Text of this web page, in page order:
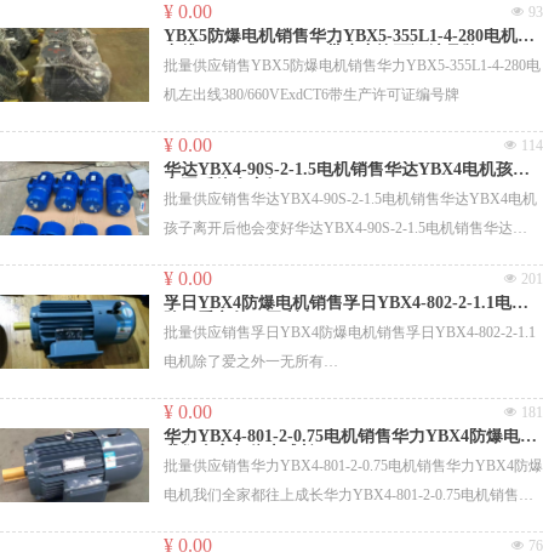
电机制造——响应快、服务半径短、政策适配强1026；若需
大功率（≥200kW）或定制化低压驱动方案，清江YBX5更
成熟14。
验证要点：采购时务必核对防爆标志（如ExdIIBT4Gb）、
IP防护等级（IP55为标配）、F级绝缘及第三方节能认证证
书721。
넶 93
¥ 0.00
YBX5防爆电机销售华力YBX5-355L1-4-280电机左
批量供应销售YBX5防爆电机销售华力YBX5-355L1-4-280电
机左出线380/660VExdCT6带生产许可证编号牌
넶 114
¥ 0.00
华达YBX4-90S-2-1.5电机销售华达YBX4电机孩子
批量供应销售华达YBX4-90S-2-1.5电机销售华达YBX4电机
孩子离开后他会变好华达YBX4-90S-2-1.5电机销售华达
好
Y250M-2-55 55 400V/50HZ，轴伸加长40mm,IP54/F级，带
PTC测温装置，船用大小盖。
YD250M-12/6-15/24 24 只生产有绕组定子
Y280S-2-75 75 B5，特制加长轴，端面跳动在20丝以内
Y315S-6-TH-75 75 IP55/F级
机，不带编码器,3-50HZ。
넶 201
¥ 0.00
孚日YBX4防爆电机销售孚日YBX4-802-2-1.1电机
批量供应销售孚日YBX4防爆电机销售孚日YBX4-802-2-1.1
电机除了爱之外一无所有
Y2-160M1-2-11 11 轴头丝M10*30，左侧出线
Y2-160M1-2-11 11 轴头丝M10*30，右侧出线
Y2-160M1-2-11 11 B5，轴头丝M10*30
Y2-160M2-2-15 15 轴头丝M10*30
A3H6324-0.37 0.37 B35大法兰，380V/440V，50HZ/60HZ，
넶 181
¥ 0.00
华力YBX4-801-2-0.75电机销售华力YBX4防爆电机
批量供应销售华力YBX4-801-2-0.75电机销售华力YBX4防爆
电机我们全家都往上成长华力YBX4-801-2-0.75电机销售华
넶 76
¥ 0.00